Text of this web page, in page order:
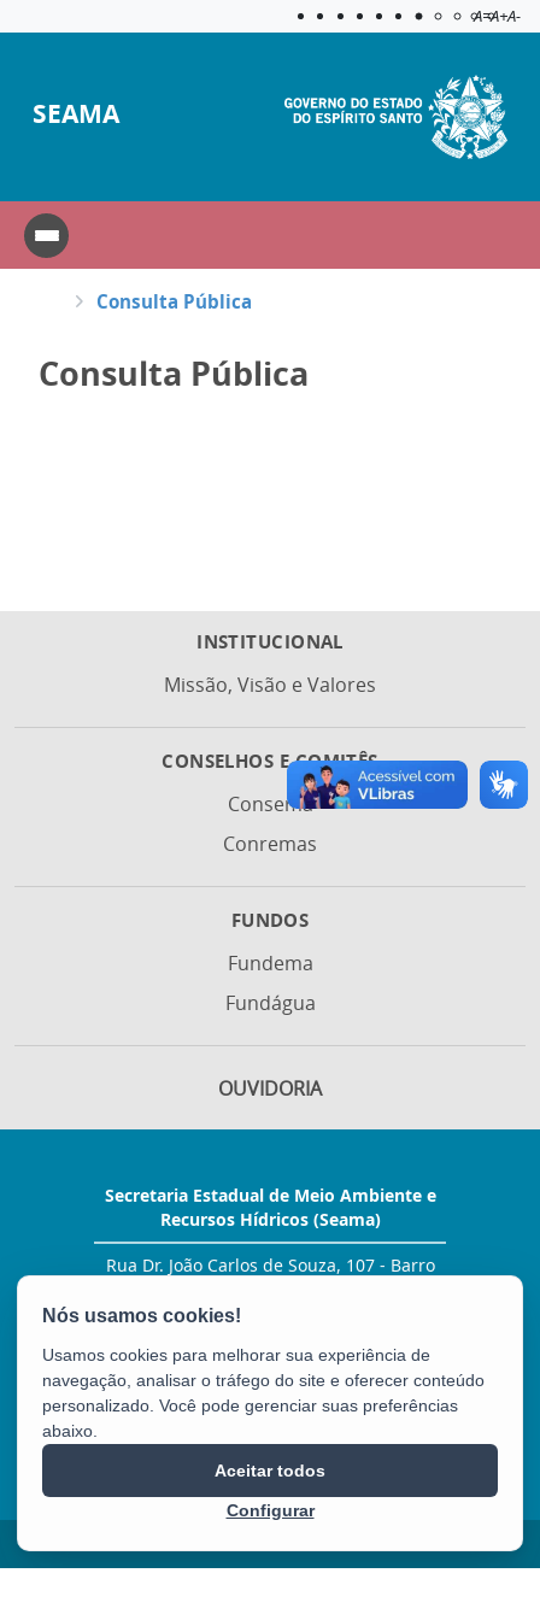
Aplicar
A=A+A-
SEAMA
Consulta Pública
Consulta Pública
INSTITUCIONAL
Missão, Visão e Valores
CONSELHOS E COMITÊS
Consema
Conremas
FUNDOS
Fundema
Fundágua
OUVIDORIA
Secretaria Estadual de Meio Ambiente e
Recursos Hídricos (Seama)
Rua Dr. João Carlos de Souza, 107 - Barro
CEP: 29057-530 - Vitória / ES
E-mail:gabinete@seama.es.gov.br
Usamos cookies para melhorar sua experiência de
navegação, analisar o tráfego do site e oferecer conteúdo
personalizado. Você pode gerenciar suas preferências
abaixo.
Configurar
Aceitar todos